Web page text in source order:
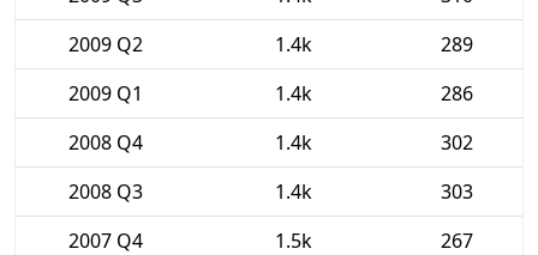
2009 Q2
1.4k
289
2009 Q1
1.4k
286
2008 Q4
1.4k
302
2008 Q3
1.4k
303
2007 Q4
1.5k
267